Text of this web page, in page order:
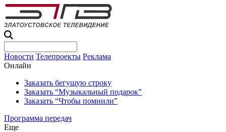
Новости Телепроекты Реклама
Онлайн
Заказать бегущую строку
Заказать “Музыкальный подарок”
Заказать “Чтобы помнили”
Программа передач
Еще